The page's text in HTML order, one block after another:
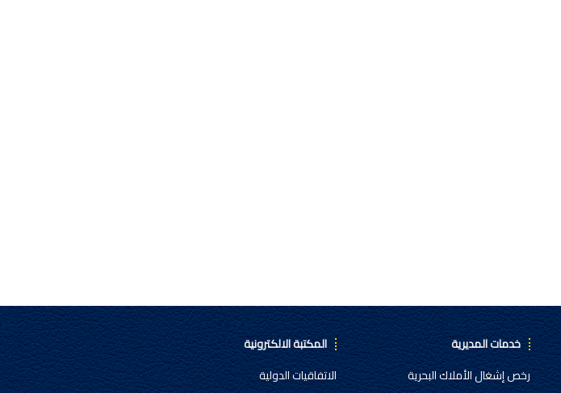
خدمات المديرية
رخص إشغال الأملاك البحرية
المكتبة الالكترونية
الاتفاقيات الدولية